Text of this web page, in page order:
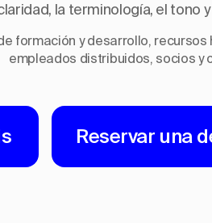
la terminología, el tono
formación y desarrollo,
empleados distribuidos, socios y
Reservar una